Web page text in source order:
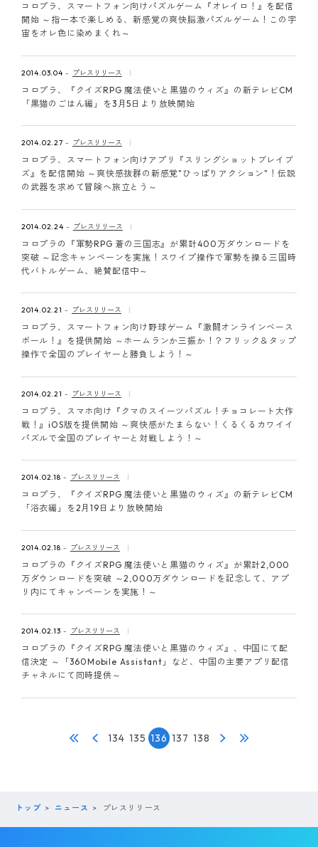
コロプラ、スマートフォン向けパズルゲーム『オレイロ！』を配信
開始 ～指一本で楽しめる、新感覚の爽快脳激パズルゲーム！この宇
宙をオレ色に染めまくれ～
2014.03.04 プレスリリース
コロプラ、『クイズRPG 魔法使いと黒猫のウィズ』の新テレビCM
「黒猫のごはん編」を3月5日より放映開始
2014.02.27 プレスリリース
コロプラ、スマートフォン向けアプリ『スリングショットブレイブ
ズ』を配信開始 ～爽快感抜群の新感覚"ひっぱりアクション"！伝説
の武器を求めて冒険へ旅立とう～
2014.02.24 プレスリリース
コロプラの『軍勢RPG 蒼の三国志』が累計400万ダウンロードを
突破 ～記念キャンペーンを実施！スワイプ操作で軍勢を操る三国時
代バトルゲーム、絶賛配信中～
2014.02.21 プレスリリース
コロプラ、スマートフォン向け野球ゲーム『激闘オンラインベース
ボール！』を提供開始 ～ホームランか三振か！？フリック＆タップ
操作で全国のプレイヤーと勝負しよう！～
2014.02.21 プレスリリース
コロプラ、スマホ向け『クマのスイーツパズル！チョコレート大作
戦！』iOS版を提供開始 ～爽快感がたまらない！くるくるカワイイ
パズルで全国のプレイヤーと対戦しよう！～
2014.02.18 プレスリリース
コロプラ、『クイズRPG 魔法使いと黒猫のウィズ』の新テレビCM
「浴衣編」を2月19日より放映開始
2014.02.18 プレスリリース
コロプラの『クイズRPG 魔法使いと黒猫のウィズ』が累計2,000
万ダウンロードを突破 ～2,000万ダウンロードを記念して、アプ
リ内にてキャンペーンを実施！～
2014.02.13 プレスリリース
コロプラの『クイズRPG 魔法使いと黒猫のウィズ』、中国にて配
信決定 ～「360Mobile Assistant」など、中国の主要アプリ配信
チャネルにて同時提供～
134 135 136 137 138
トップ ニュース プレスリリース